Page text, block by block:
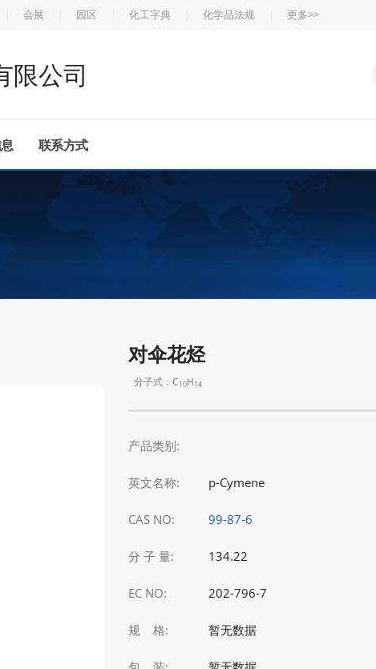
会展 园区 化工字典 化学品法规 更多>>
限公司
联系方式
对伞花烃
分子式：C10H14
产品类别:
英文名称: p-Cymene
CAS NO: 99-87-6
分 子 量: 134.22
EC NO: 202-796-7
规 格: 暂无数据